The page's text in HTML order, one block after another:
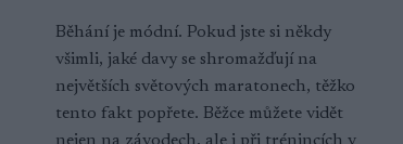
Běhání je módní. Pokud jste si někdy
všimli, jaké davy se shromažďují na
největších světových maratonech, těžko
tento fakt popřete. Běžce můžete vidět
nejen na závodech, ale i při trénincích v